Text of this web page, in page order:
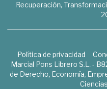
Recuperación,
Política de privacidad
Marcial Pons Librero S.L. -
de Derecho, Economía,